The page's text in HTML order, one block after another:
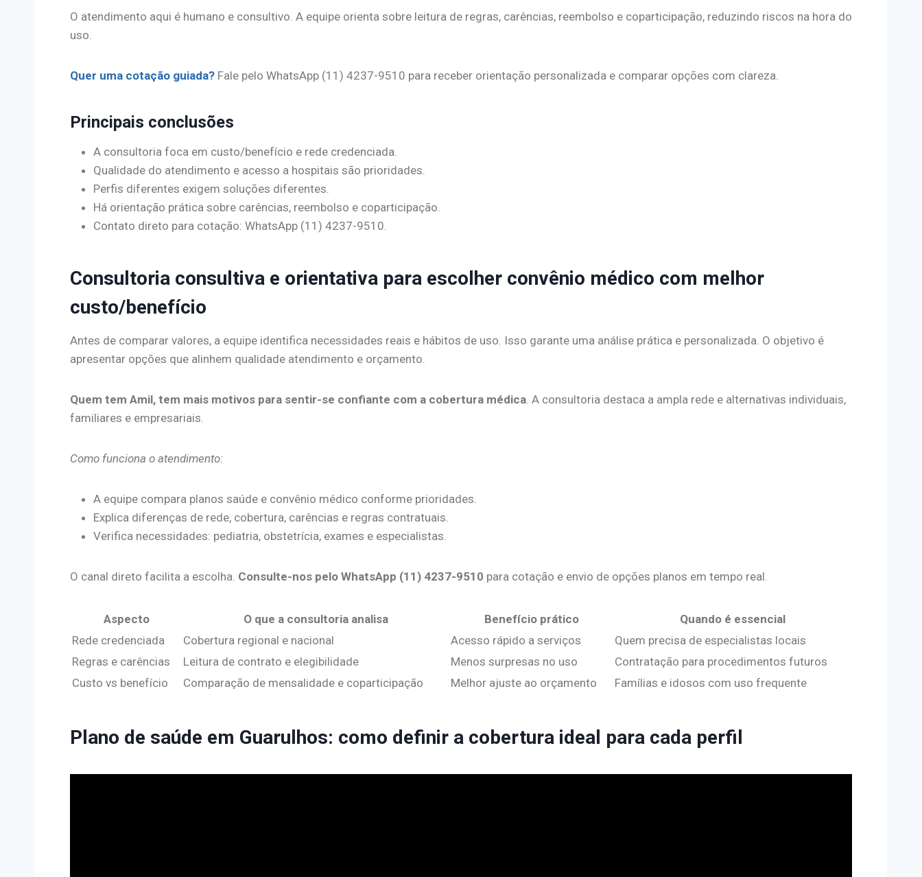
O atendimento aqui é humano e consultivo. A equipe orienta sobre leitura de regras, carências, reembolso e coparticipação, reduzindo riscos na hora do
uso.
Quer uma cotação guiada? Fale pelo WhatsApp (11) 4237-9510 para receber orientação personalizada e comparar opções com clareza.
Principais conclusões
A consultoria foca em custo/benefício e rede credenciada.
Qualidade do atendimento e acesso a hospitais são prioridades.
Perfis diferentes exigem soluções diferentes.
Há orientação prática sobre carências, reembolso e coparticipação.
Contato direto para cotação: WhatsApp (11) 4237-9510.
Consultoria consultiva e orientativa para escolher convênio médico com melhor
custo/benefício
Antes de comparar valores, a equipe identifica necessidades reais e hábitos de uso. Isso garante uma análise prática e personalizada. O objetivo é
apresentar opções que alinhem qualidade atendimento e orçamento.
Quem tem Amil, tem mais motivos para sentir-se confiante com a cobertura médica . A consultoria destaca a ampla rede e alternativas individuais,
familiares e empresariais.
Como funciona o atendimento:
A equipe compara planos saúde e convênio médico conforme prioridades.
Explica diferenças de rede, cobertura, carências e regras contratuais.
Verifica necessidades: pediatria, obstetrícia, exames e especialistas.
O canal direto facilita a escolha. Consulte-nos pelo WhatsApp (11) 4237-9510 para cotação e envio de opções planos em tempo real.
Aspecto O que a consultoria analisa Benefício prático
Quando é essencial
Rede credenciada
Cobertura regional e nacional Acesso rápido a serviços
Quem precisa de especialistas locais
Regras e carências
Leitura de contrato e elegibilidade Menos surpresas no uso
Contratação para procedimentos futuros
Custo vs benefício
Comparação de mensalidade e coparticipação Melhor ajuste ao orçamento Famílias e idosos com uso frequente
Plano de saúde em Guarulhos: como definir a cobertura ideal para cada perfil